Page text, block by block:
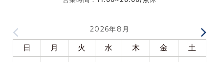
2026年8月
日 月 火 水 木 金 土